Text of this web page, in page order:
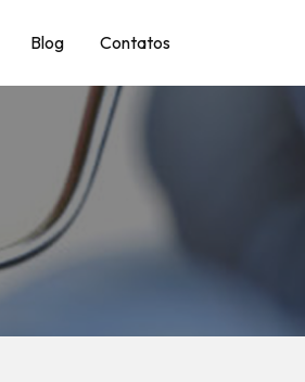
Blog Contatos